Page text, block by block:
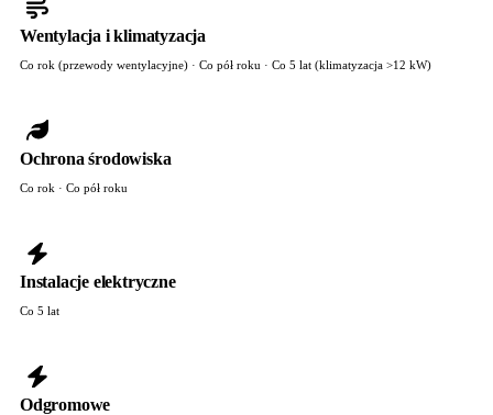
Wentylacja i klimatyzacja
Co rok (przewody wentylacyjne) · Co pół roku · Co 5 lat (klimatyzacja >12 kW)
Ochrona środowiska
Co rok · Co pół roku
Instalacje elektryczne
Co 5 lat
Odgromowe